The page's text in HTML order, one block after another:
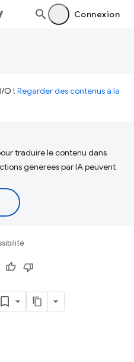
Connexion
O ! Regarder des contenus à la
traduire le contenu dans
générées par IA peuvent